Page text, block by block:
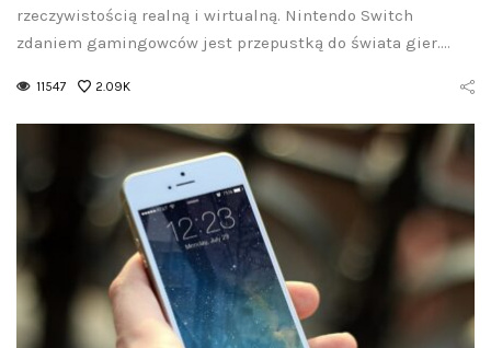
rzeczywistością realną i wirtualną. Nintendo Switch
zdaniem gamingowców jest przepustką do świata gier.…
11547 2.09K